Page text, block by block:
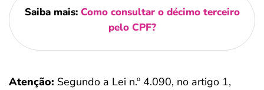
Saiba mais: Como consultar o décimo terceiro
pelo CPF?
Atenção: Segundo a Lei n.º 4.090, no artigo 1,